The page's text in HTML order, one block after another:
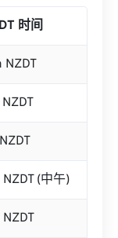
时间
NZDT
(中午)